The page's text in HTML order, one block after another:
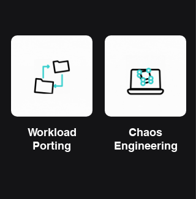
Workload
Porting
Chaos
Engineering